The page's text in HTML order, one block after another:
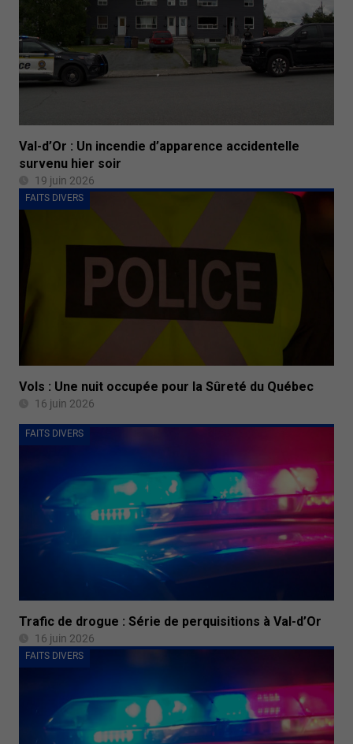
Val-d’Or : Un incendie d’apparence accidentelle
survenu hier soir
19 juin 2026
FAITS DIVERS
Vols : Une nuit occupée pour la Sûreté du Québec
16 juin 2026
FAITS DIVERS
Trafic de drogue : Série de perquisitions à Val-d’Or
16 juin 2026
FAITS DIVERS